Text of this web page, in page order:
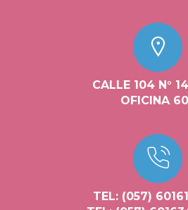
CALLE 104 N°
OFICINA
TEL: (057)